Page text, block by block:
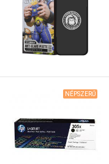
NÉPSZERŰ